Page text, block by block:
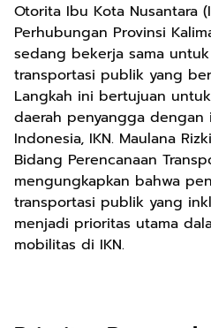
Otorita Ibu Kota Nusantara
Perhubungan Provinsi
sedang bekerja sama
transportasi publik yang
Langkah ini bertujuan
daerah penyangga
Indonesia, IKN. Maulana
Bidang Perencanaan
mengungkapkan bahwa
transportasi publik yang
menjadi prioritas utama
mobilitas di IKN.